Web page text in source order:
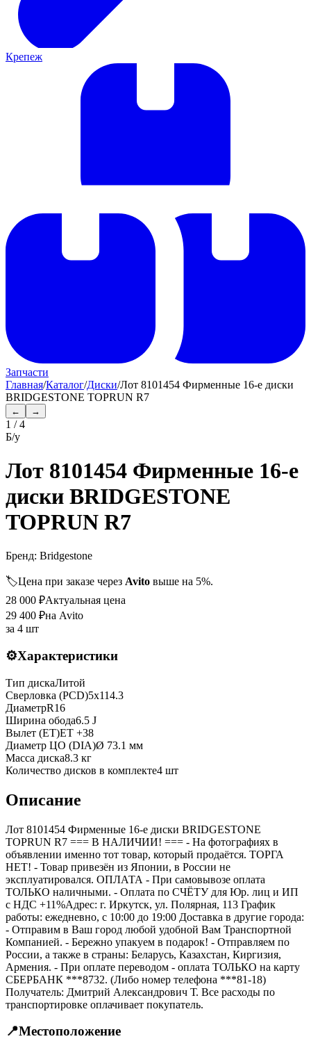
Крепеж
Запчасти
Главная/Каталог/Диски/Лот 8101454 Фирменные 16-е диски
BRIDGESTONE TOPRUN R7
← →
1 /4
Б/у
Лот 8101454 Фирменные 16-е
диски BRIDGESTONE
TOPRUN R7
Бренд: Bridgestone
🏷️Цена при заказе через Avito выше на 5%.
28 000 ₽Актуальная цена
29 400 ₽на Avito
за 4 шт
⚙️Характеристики
Тип дискаЛитой
Сверловка (PCD)5x114.3
ДиаметрR16
Ширина обода6.5 J
Вылет (ET)ET +38
Диаметр ЦО (DIA)Ø 73.1 мм
Масса диска8.3 кг
Количество дисков в комплекте4 шт
Описание
Лот 8101454 Фирменные 16-е диски BRIDGESTONE
TOPRUN R7 === B НАЛИЧИИ! === - На фотографиях в
объявлении именно тот товар, который продаётся. ТОРГА
НЕТ! - Товар привезён из Японии, в России не
эксплуатировался. ОПЛАТА - При самовывозе оплата
ТОЛЬКО наличными. - Оплата по СЧЁТУ для Юр. лиц и ИП
с НДС +11%Адрес: г. Иркутск, ул. Полярная, 113 График
работы: ежедневно, с 10:00 до 19:00 Доставка в другие города:
- Отправим в Ваш город любой удобной Вам Транспортной
Компанией. - Бережно упакуем в подарок! - Отправляем по
России, а также в страны: Беларусь, Казахстан, Киргизия,
Армения. - При оплате переводом - оплата ТОЛЬКО на карту
СБЕРБАНК ***8732. (Либо номер телефона ***81-18)
Получатель: Дмитрий Александрович Т. Все расходы по
транспортировке оплачивает покупатель.
📍Местоположение